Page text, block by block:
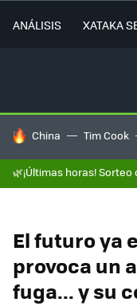
ANÁLISIS XATAKA
HOY SE HABLA DE
China Tim Cook
🌿¡Últimas horas!
El futuro ya
provoca un
fuga... y su